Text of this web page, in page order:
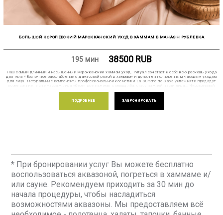
БОЛЬШОЙ КОРОЛЕВСКИЙ МАРОККАНСКИЙ УХОД В ХАММАМ В MAHASH РУБЛЕВКА
195 мин 38500 RUB
Наш самый длинный и насыщенный марокканский хаммам-уход. Ритуал сочетает в себе всю роскошь ухода
для тела «Восточное расслабление с дамасской розой в хаммам» и дополнен полноценным часовым уходом
для лица. Натуральные компоненты профессиональной косметики La Sultane de Saba увлажнят и придадут
и во всем теле, которые останутся с Вами надолго. В MAHASH время останавливается. Насыщенный влагой
воздух хаммам позволяет избавиться от токсинов, расслабить тело, раскрыть поры. В полной мере
ПОДРОБНЕЕ ЗАБРОНИРОВАТЬ
* При бронировании услуг Вы можете бесплатно
воспользоваться аквазоной, погреться в хаммаме и/
или сауне. Рекомендуем приходить за 30 мин до
начала процедуры, чтобы насладиться
возможностями аквазоны. Мы предоставляем всё